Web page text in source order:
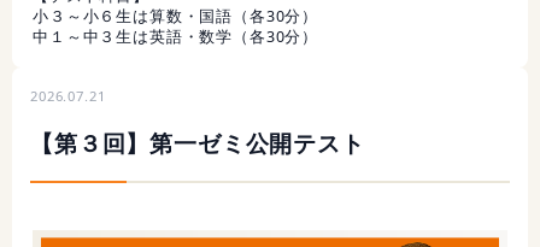
小３～小６生は算数・国語（各30分）
中１～中３生は英語・数学（各30分）
2026.07.21
【第３回】第一ゼミ公開テスト